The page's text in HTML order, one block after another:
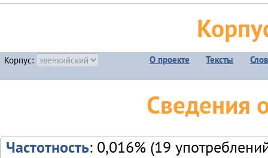
Корпус: О проекте Тексты
Сведения
Частотность: 0,016% (19